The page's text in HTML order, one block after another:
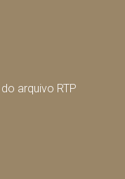
arquivo RTP